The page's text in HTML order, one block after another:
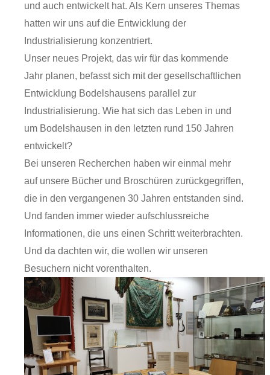
und auch entwickelt hat. Als Kern unseres Themas
hatten wir uns auf die Entwicklung der
Industrialisierung konzentriert.
Unser neues Projekt, das wir für das kommende
Jahr planen, befasst sich mit der gesellschaftlichen
Entwicklung Bodelshausens parallel zur
Industrialisierung. Wie hat sich das Leben in und
um Bodelshausen in den letzten rund 150 Jahren
entwickelt?
Bei unseren Recherchen haben wir einmal mehr
auf unsere Bücher und Broschüren zurückgegriffen,
die in den vergangenen 30 Jahren entstanden sind.
Und fanden immer wieder aufschlussreiche
Informationen, die uns einen Schritt weiterbrachten.
Und da dachten wir, die wollen wir unseren
Besuchern nicht vorenthalten.